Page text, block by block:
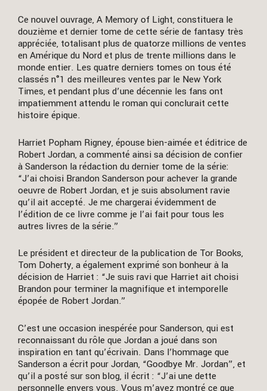
Ce nouvel ouvrage, A Memory of Light, constituera le
douzième et dernier tome de cette série de fantasy très
appréciée, totalisant plus de quatorze millions de ventes
en Amérique du Nord et plus de trente millions dans le
monde entier. Les quatre derniers tomes on tous été
classés n°1 des meilleures ventes par le New York
Times, et pendant plus d’une décennie les fans ont
impatiemment attendu le roman qui conclurait cette
histoire épique.
Harriet Popham Rigney, épouse bien-aimée et éditrice de
Robert Jordan, a commenté ainsi sa décision de confier
à Sanderson la rédaction du dernier tome de la série:
“J’ai choisi Brandon Sanderson pour achever la grande
oeuvre de Robert Jordan, et je suis absolument ravie
qu’il ait accepté. Je me chargerai évidemment de
l’édition de ce livre comme je l’ai fait pour tous les
autres livres de la série.”
Le président et directeur de la publication de Tor Books,
Tom Doherty, a également exprimé son bonheur à la
décision de Harriet : “Je suis ravi que Harriet ait choisi
Brandon pour terminer la magnifique et intemporelle
épopée de Robert Jordan.”
C’est une occasion inespérée pour Sanderson, qui est
reconnaissant du rôle que Jordan a joué dans son
inspiration en tant qu’écrivain. Dans l’hommage que
Sanderson a écrit pour Jordan, “Goodbye Mr. Jordan”, et
qu’il a posté sur son blog, il écrit : “J’ai une dette
personnelle envers vous. Vous m’avez montré ce que